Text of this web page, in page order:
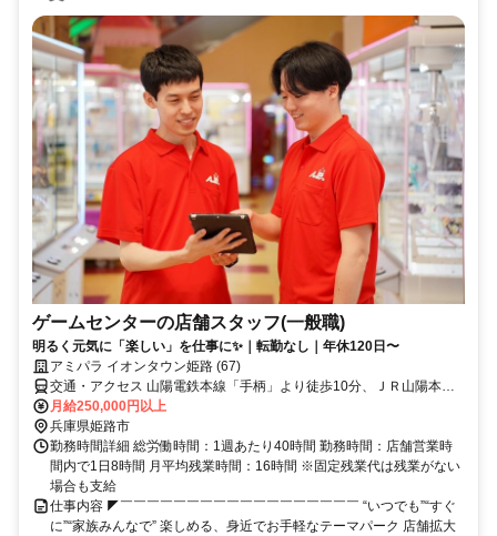
ゲームセンターの店舗スタッフ(一般職)
明るく元気に「楽しい」を仕事に✨｜転勤なし｜年休120日〜
アミパラ イオンタウン姫路 (67)
交通・アクセス 山陽電鉄本線「手柄」より徒歩10分、ＪＲ山陽本線
「姫路」南口より徒歩11分
月給250,000円以上
兵庫県姫路市
勤務時間詳細 総労働時間：1週あたり40時間 勤務時間：店舗営業時
間内で1日8時間 月平均残業時間：16時間 ※固定残業代は残業がない
場合も支給
仕事内容 ◤￣￣￣￣￣￣￣￣￣￣￣￣￣￣￣￣￣￣ “いつでも”“すぐ
に”“家族みんなで” 楽しめる、身近でお手軽なテーマパーク 店舗拡大